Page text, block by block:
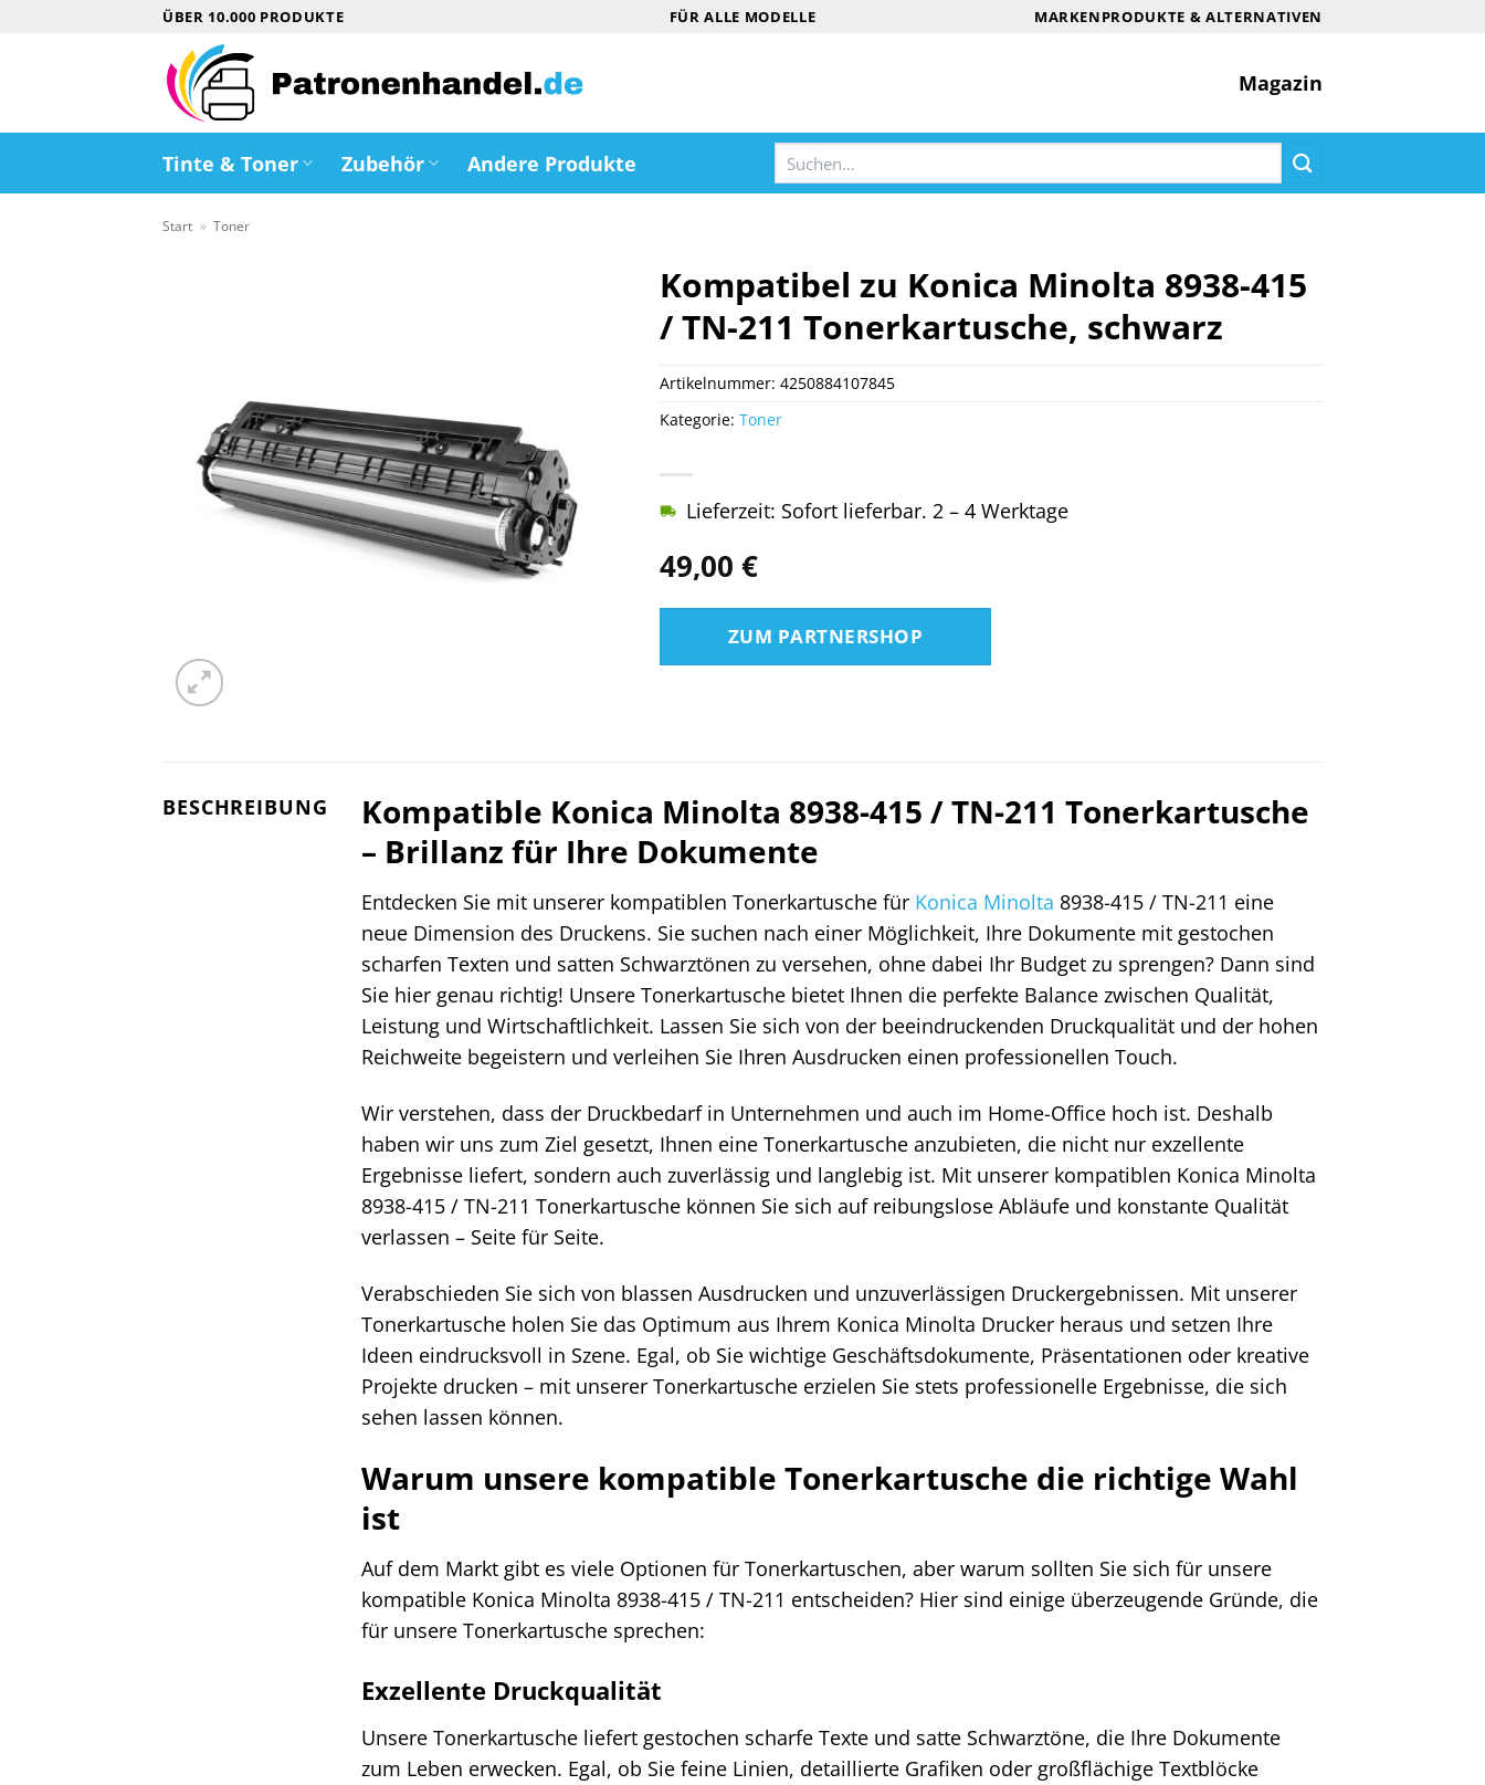
ÜBER 10.000 PRODUKTE FÜR ALLE MODELLE MARKENPRODUKTE & ALTERNATIVEN
Magazin
Tinte & Toner Zubehör Andere Produkte
Suchen
nach:
Start » Toner
Kompatibel zu Konica Minolta 8938-415
/ TN-211 Tonerkartusche, schwarz
49,00 €
Lieferzeit: Sofort lieferbar. 2 – 4 Werktage
ZUM PARTNERSHOP
Artikelnummer: 4250884107845
Kategorie: Toner
BESCHREIBUNG
Kompatible Konica Minolta 8938-415 / TN-211 Tonerkartusche
– Brillanz für Ihre Dokumente
Entdecken Sie mit unserer kompatiblen Tonerkartusche für Konica Minolta 8938-415 / TN-211 eine
neue Dimension des Druckens. Sie suchen nach einer Möglichkeit, Ihre Dokumente mit gestochen
scharfen Texten und satten Schwarztönen zu versehen, ohne dabei Ihr Budget zu sprengen? Dann sind
Sie hier genau richtig! Unsere Tonerkartusche bietet Ihnen die perfekte Balance zwischen Qualität,
Leistung und Wirtschaftlichkeit. Lassen Sie sich von der beeindruckenden Druckqualität und der hohen
Reichweite begeistern und verleihen Sie Ihren Ausdrucken einen professionellen Touch.
Wir verstehen, dass der Druckbedarf in Unternehmen und auch im Home-Office hoch ist. Deshalb
haben wir uns zum Ziel gesetzt, Ihnen eine Tonerkartusche anzubieten, die nicht nur exzellente
Ergebnisse liefert, sondern auch zuverlässig und langlebig ist. Mit unserer kompatiblen Konica Minolta
8938-415 / TN-211 Tonerkartusche können Sie sich auf reibungslose Abläufe und konstante Qualität
verlassen – Seite für Seite.
Verabschieden Sie sich von blassen Ausdrucken und unzuverlässigen Druckergebnissen. Mit unserer
Tonerkartusche holen Sie das Optimum aus Ihrem Konica Minolta Drucker heraus und setzen Ihre
Ideen eindrucksvoll in Szene. Egal, ob Sie wichtige Geschäftsdokumente, Präsentationen oder kreative
Projekte drucken – mit unserer Tonerkartusche erzielen Sie stets professionelle Ergebnisse, die sich
sehen lassen können.
Warum unsere kompatible Tonerkartusche die richtige Wahl
ist
Auf dem Markt gibt es viele Optionen für Tonerkartuschen, aber warum sollten Sie sich für unsere
kompatible Konica Minolta 8938-415 / TN-211 entscheiden? Hier sind einige überzeugende Gründe, die
für unsere Tonerkartusche sprechen:
Exzellente Druckqualität
Unsere Tonerkartusche liefert gestochen scharfe Texte und satte Schwarztöne, die Ihre Dokumente
zum Leben erwecken. Egal, ob Sie feine Linien, detaillierte Grafiken oder großflächige Textblöcke